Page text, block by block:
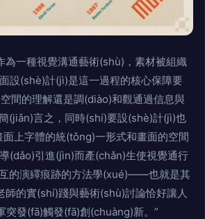
一種視覺溝通藝術(shù)，素材被組織
設(shè)計(jì)是這一過程的核心保障要
間的理解還是調(diào)和觀通過信息與
(jiǎn)言之，同時(shí)要設(shè)計(jì)也
上字體的統(tǒng)一形式和畫面的空間
(dǎo)引進(jìn)而產(chǎn)生使視覺通行
的演繹痕跡的方法學(xué)——也就是其
師的實(shí)踐與藝術(shù)討論恰好讓人
突發(fā)觸發(fā)創(chuàng)新。”